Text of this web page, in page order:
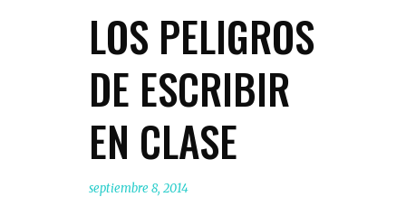
LOS PELIGROS
DE ESCRIBIR
EN CLASE
septiembre 8, 2014